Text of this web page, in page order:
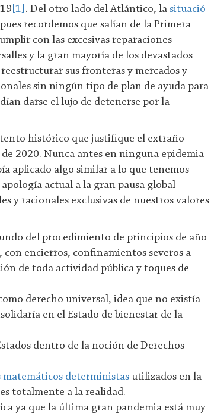
[1] . Del otro lado del Atlántico, la situació
recordemos que salían de la Primera
con las excesivas reparaciones
y la gran mayoría de los devastados
sus fronteras y mercados y
sin ningún tipo de plan de ayuda para
darse el lujo de detenerse por la
histórico que justifique el extraño
de 2020. Nunca antes en ninguna epidemia
aplicado algo similar a lo que tenemos
actual a la gran pausa global
y racionales exclusivas de nuestros valores
del procedimiento de principios de año
encierros, confinamientos severos a
de toda actividad pública y toques de
derecho universal, idea que no existía
en el Estado de bienestar de la
dentro de la noción de Derechos
matemáticos deterministasutilizados en la
totalmente a la realidad.
ya que la última gran pandemia está muy